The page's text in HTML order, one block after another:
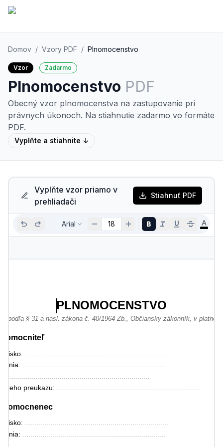
Domov / Vzory PDF / Plnomocenstvo
Vzor Zadarmo
Plnomocenstvo PDF
Obecný vzor plnomocenstva na zastupovanie pri
právnych úkonoch. Na stiahnutie zadarmo vo formáte
PDF.
Vyplňte a stiahnite ↓
Vyplňte vzor priamo v
prehliadači
Stiahnuť PDF
Arial 18
PLNOMOCENSTVO
podľa § 31 a nasl. zákona č. 40/1964 Zb., Občiansky zákonník, v
........................................................................
preukazu: